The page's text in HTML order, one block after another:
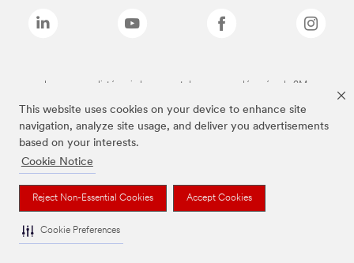
This website uses cookies on your device to enhance site
navigation, analyze site usage, and deliver you advertisements
based on your interests.
Cookie Notice
Reject Non-Essential Cookies Accept Cookies
Cookie Preferences
Les marques listées ci-dessus sont des marques déposées de 3M.